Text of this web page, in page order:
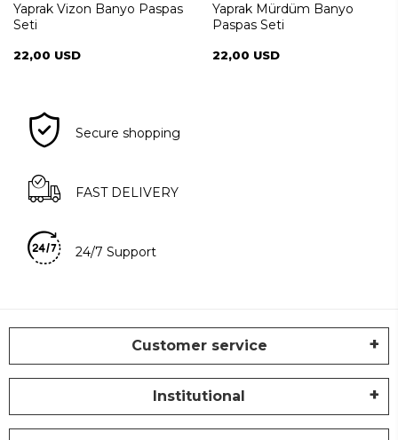
Yaprak Vizon Banyo Paspas
Seti
22,00 USD
Yaprak Mürdüm Banyo
Paspas Seti
22,00 USD
Secure shopping
FAST DELIVERY
24/7 Support
Customer service
Institutional